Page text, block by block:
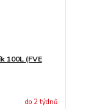
100L (FVE
do 2 týdnů